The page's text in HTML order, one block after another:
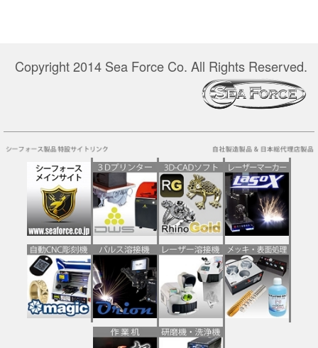
Copyright 2014 Sea Force Co. All Rights Reserved.